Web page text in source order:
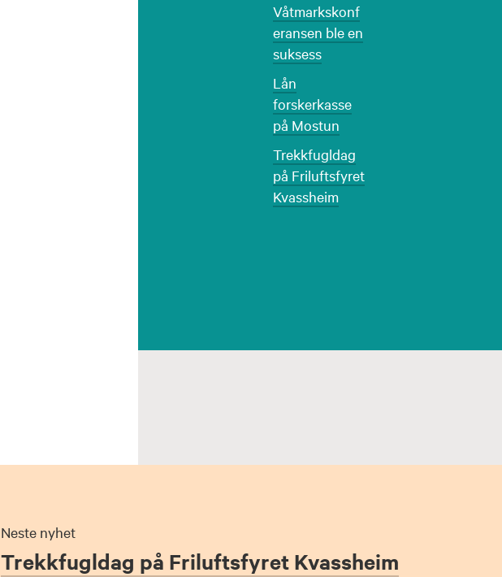
Våtmarkskonf
eransen ble en
suksess
Lån
forskerkasse
på Mostun
Trekkfugldag
på Friluftsfyret
Kvassheim
Neste nyhet
Trekkfugldag på Friluftsfyret Kvassheim